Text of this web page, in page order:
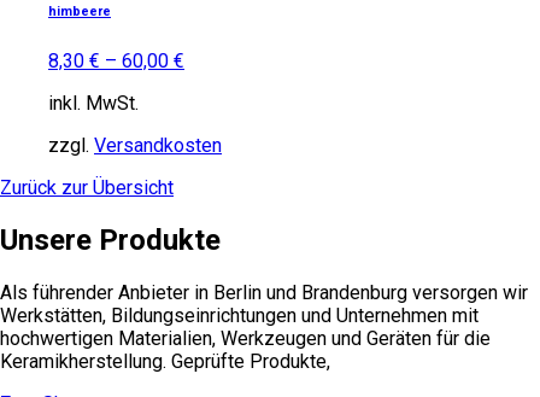
Varianten
auf.
können
der
gewählt
himbeere
8,30 € – 60,00 €
inkl. MwSt.
zzgl. Versandkosten
Zurück zur Übersicht
Unsere Produkte
Als führender Anbieter in Berlin und Brandenburg versorgen wir
Werkstätten, Bildungseinrichtungen und Unternehmen mit
hochwertigen Materialien, Werkzeugen und Geräten für die
Keramikherstellung. Geprüfte Produkte,